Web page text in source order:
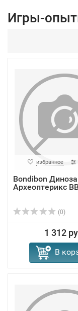
Игры-
избранное
Bondibon
Археоптерикс
(0)
1 312
В